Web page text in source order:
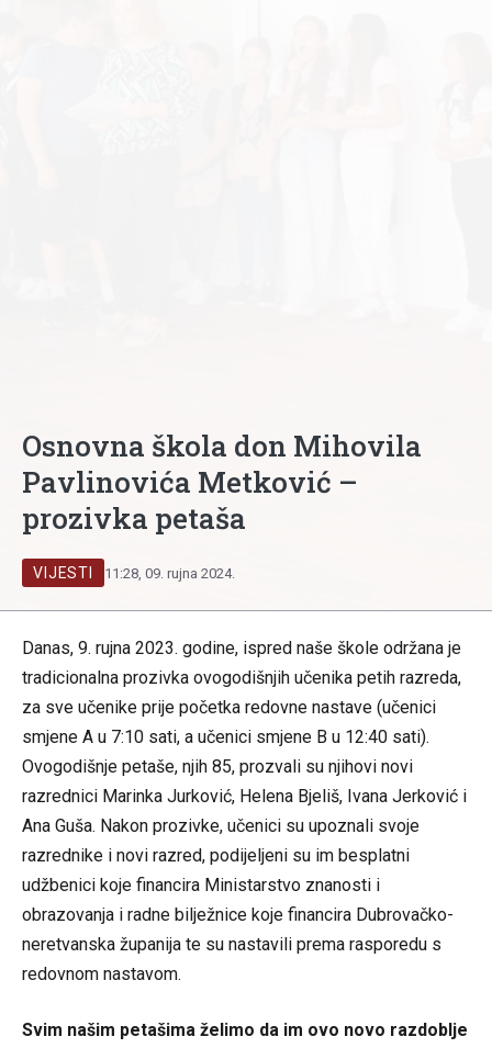
Osnovna škola don Mihovila
Pavlinovića Metković –
prozivka petaša
VIJESTI 11:28, 09. rujna 2024.
Danas, 9. rujna 2023. godine, ispred naše škole održana je
tradicionalna prozivka ovogodišnjih učenika petih razreda,
za sve učenike prije početka redovne nastave (učenici
smjene A u 7:10 sati, a učenici smjene B u 12:40 sati).
Ovogodišnje petaše, njih 85, prozvali su njihovi novi
razrednici Marinka Jurković, Helena Bjeliš, Ivana Jerković i
Ana Guša. Nakon prozivke, učenici su upoznali svoje
razrednike i novi razred, podijeljeni su im besplatni
udžbenici koje financira Ministarstvo znanosti i
obrazovanja i radne bilježnice koje financira Dubrovačko-
neretvanska županija te su nastavili prema rasporedu s
redovnom nastavom.
Svim našim petašima želimo da im ovo novo razdoblje